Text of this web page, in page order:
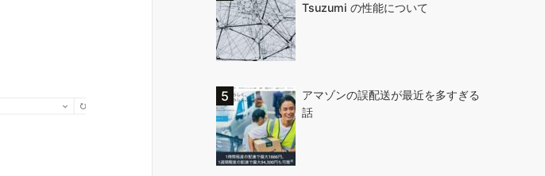
Tsuzumi の性能について
アマゾンの誤配送が最近を多すぎる
話